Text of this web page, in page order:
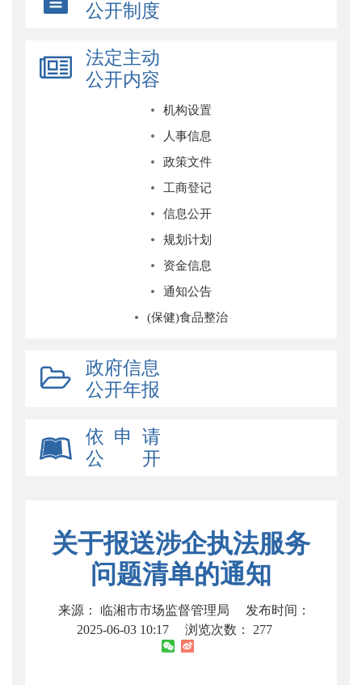
公开制度
法定主动
公开内容
机构设置
人事信息
政策文件
工商登记
信息公开
规划计划
资金信息
通知公告
(保健)食品整治
政府信息
公开年报
依 申 请
公 开
关于报送涉企执法服务
问题清单的通知
来源： 临湘市市场监督管理局
发布时间：
2025-06-03 10:17
浏览次数： 277